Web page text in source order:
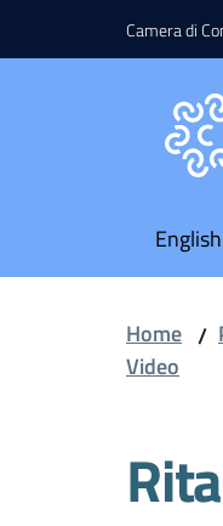
Vai al contenuto
Vai alla navigazione
Camera di
Home /
Video